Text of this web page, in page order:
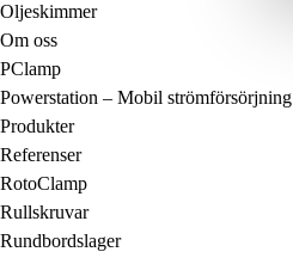
Oljeskimmer
Om oss
PClamp
Powerstation – Mobil strömförsörjning
Produkter
Referenser
RotoClamp
Rullskruvar
Rundbordslager